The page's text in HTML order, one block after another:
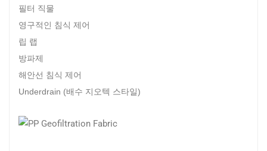
필터 직물
영구적인 침식 제어
립 랩
방파제
해안선 침식 제어
Underdrain (배수 지오텍 스타일)